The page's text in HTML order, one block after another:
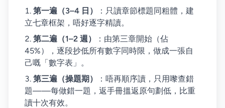
第一遍（3–4 日）
：只讀章節標題同粗體，建
立七章框架，唔好逐字精讀。
第二遍（1–2 週）
：由第三章開始（佔
45%），逐段抄低所有數字同時限，做成一張自
己嘅「數字表」。
第三遍（操題期）
：唔再順序讀，只用嚟查錯
題——每做錯一題，返手冊搵返原句劃低，比重
讀十次有效。